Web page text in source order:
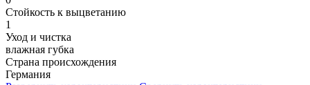
Стойкость к выцветанию
1
Уход и чистка
влажная губка
Страна происхождения
Германия